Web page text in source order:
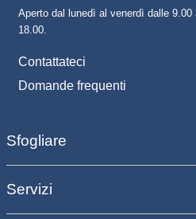
Aperto dal lunedì al venerdì dalle
18.00.
Contattateci
Domande frequenti
Sfogliare
Servizi